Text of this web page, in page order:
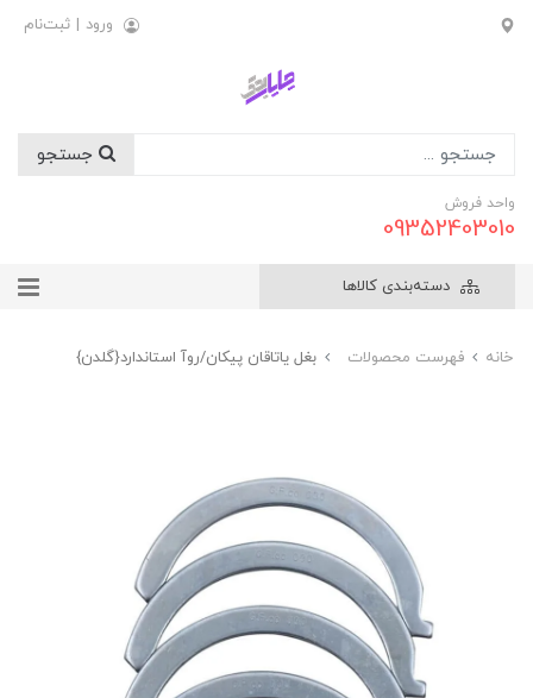
ورود | ثبت‌نام
واحد فروش
09352403010
دسته‌بندی کالاها
خانه فهرست محصولات بغل ياتاقان پيکان/روآ استاندارد{گلدن}